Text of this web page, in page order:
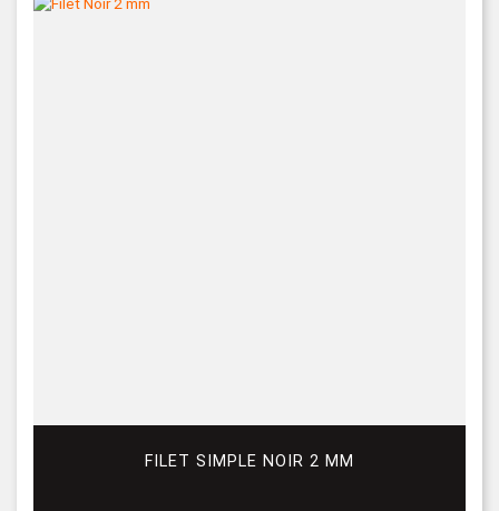
FILET SIMPLE NOIR 2 MM